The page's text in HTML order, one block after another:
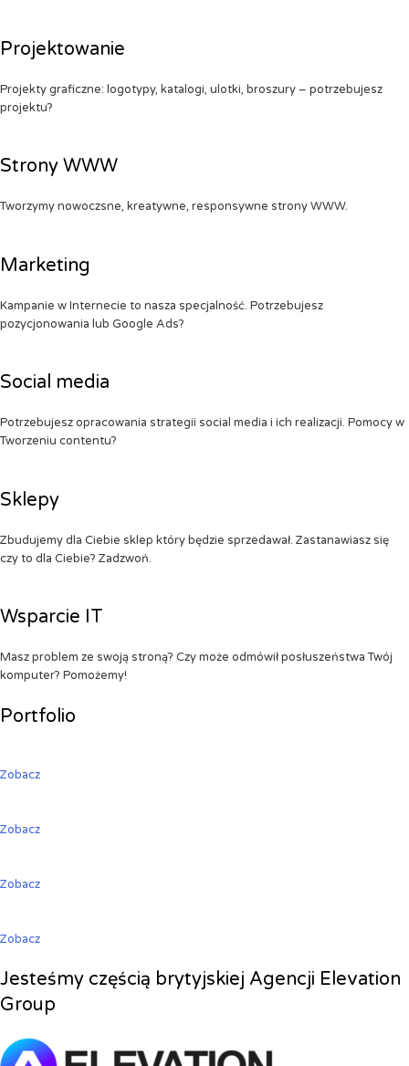
Projektowanie
Projekty graficzne: logotypy, katalogi, ulotki, broszury – potrzebujesz
projektu?
Strony WWW
Tworzymy nowoczsne, kreatywne, responsywne strony WWW.
Marketing
Kampanie w Internecie to nasza specjalność. Potrzebujesz
pozycjonowania lub Google Ads?
Social media
Potrzebujesz opracowania strategii social media i ich realizacji. Pomocy w
Tworzeniu contentu?
Sklepy
Zbudujemy dla Ciebie sklep który będzie sprzedawał. Zastanawiasz się
czy to dla Ciebie? Zadzwoń.
Wsparcie IT
Masz problem ze swoją stroną? Czy może odmówił posłuszeństwa Twój
komputer? Pomożemy!
Portfolio
Zobacz
Zobacz
Zobacz
Zobacz
Jesteśmy częścią brytyjskiej Agencji Elevation
Group